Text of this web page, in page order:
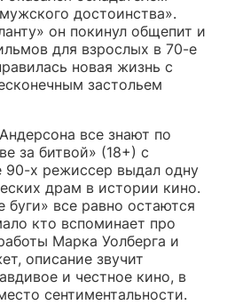
достоинства».
он покинул общепит и
для взрослых в 70-е
новая жизнь с
застольем
все знают по
за битвой» (18+) с
90-х режиссер выдал одну
драм в истории кино.
все равно остаются
кто вспоминает про
Марка Уолберга и
описание звучит
и честное кино, в
сентиментальности.